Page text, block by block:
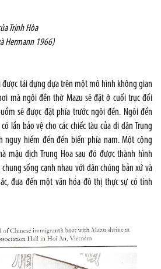
Trịnh Hòa
Hermann 1966)
được tái dựng dựa trên một mô hình không gian
mà ngôi đền thờ Mazu sẽ đặt ở cuối trục đối
sẽ được đặt phía trước ngôi đền. Ngôi đền
lần bảo vệ cho các chiếc tàu của di dân Trung
nguy hiểm đến đến biển phía nam. Một cộng
mậu dịch Trung Hoa sau đó được thành hình
sống cạnh nhau với dân chúng bản xứ và
đưa đến một văn hóa đô thị thực sự có tính